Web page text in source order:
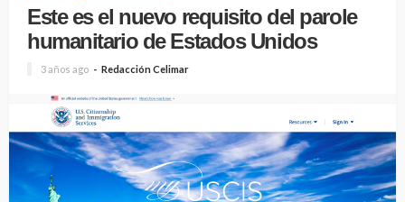
Este es el nuevo requisito del parole
humanitario de Estados Unidos
3 años ago Redacción Celimar